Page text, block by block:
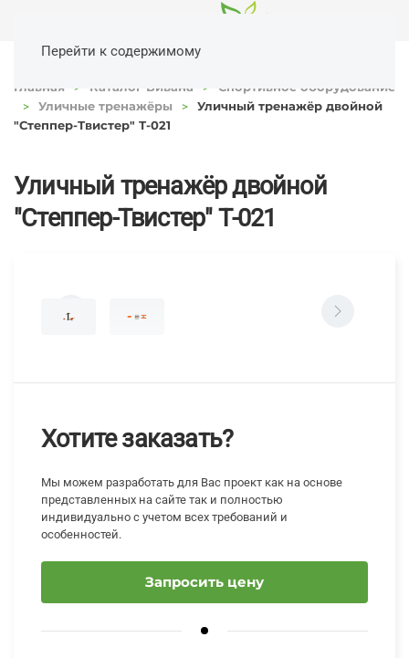
Перейти к содержимому
Главная Каталог Вивана
Спортивное оборудование
Уличные тренажёры
Уличный тренажёр двойной
"Степпер-Твистер" Т-021
Уличный тренажёр двойной
"Степпер-Твистер" Т-021
Хотите заказать?
Мы можем разработать для Вас проект как на основе
представленных на сайте так и полностью
индивидуально с учетом всех требований и
особенностей.
Запросить цену